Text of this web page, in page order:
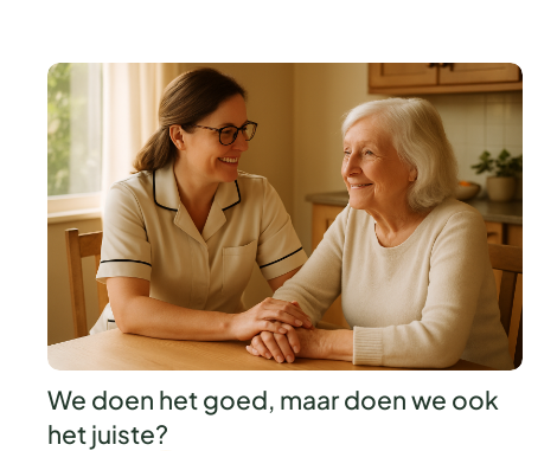
We doen het goed, maar doen we ook
het juiste?